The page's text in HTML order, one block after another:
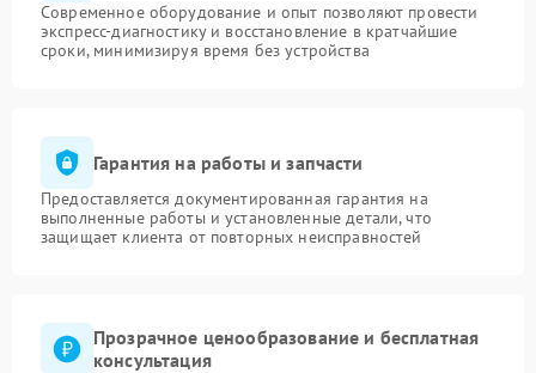
Современное оборудование и опыт позволяют провести
экспресс-диагностику и восстановление в кратчайшие
сроки, минимизируя время без устройства
Гарантия на работы и запчасти
Предоставляется документированная гарантия на
выполненные работы и установленные детали, что
защищает клиента от повторных неисправностей
Прозрачное ценообразование и бесплатная
консультация